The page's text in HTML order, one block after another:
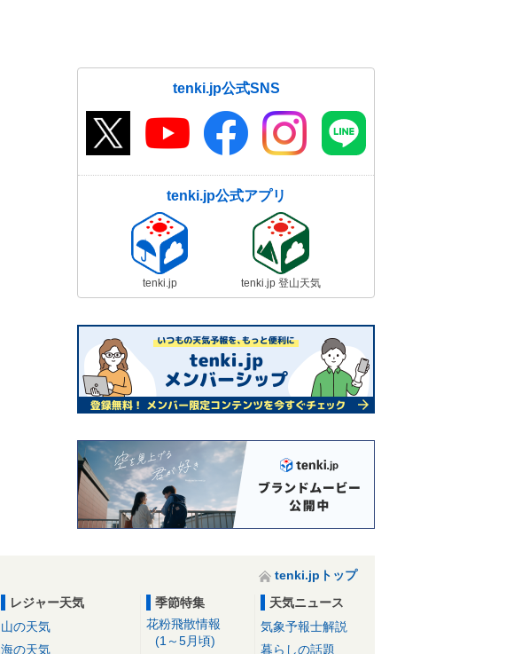
tenki.jp公式SNS
tenki.jp公式アプリ
tenki.jp tenki.jp 登山天気
tenki.jpトップ
レジャー天気
山の天気
海の天気
季節特集
花粉飛散情報
(1～5月頃)
天気ニュース
気象予報士解説
暮らしの話題